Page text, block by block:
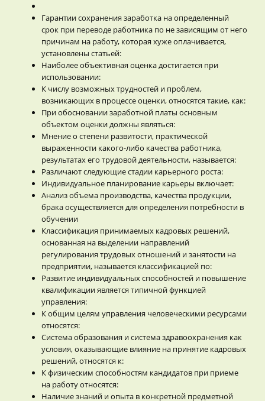
Гарантии сохранения заработка на определенный
срок при переводе работника по не зависящим от него
причинам на работу, которая хуже оплачивается,
установлены статьей:
Наиболее объективная оценка достигается при
использовании:
К числу возможных трудностей и проблем,
возникающих в процессе оценки, относятся такие, как:
При обосновании заработной платы основным
объектом оценки должны являться:
Мнение о степени развитости, практической
выраженности какого-либо качества работника,
результатах его трудовой деятельности, называется:
Различают следующие стадии карьерного роста:
Индивидуальное планирование карьеры включает:
Анализ объема производства, качества продукции,
брака осуществляется для определения потребности в
обучении
Классификация принимаемых кадровых решений,
основанная на выделении направлений
регулирования трудовых отношений и занятости на
предприятии, называется классификацией по:
Развитие индивидуальных способностей и повышение
квалификации является типичной функцией
управления:
К общим целям управления человеческими ресурсами
относятся:
Система образования и система здравоохранения как
условия, оказывающие влияние на принятие кадровых
решений, относятся к:
К физическим способностям кандидатов при приеме
на работу относятся:
Наличие знаний и опыта в конкретной предметной